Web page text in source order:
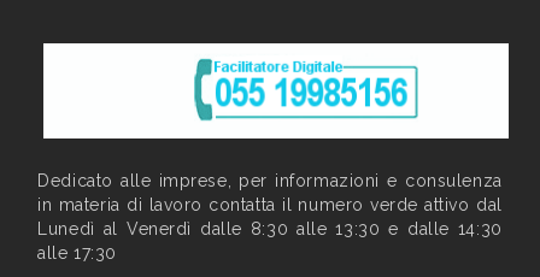
Dedicato alle imprese, per informazioni e consulenza
in materia di lavoro contatta il numero verde attivo dal
Lunedì al Venerdì dalle 8:30 alle 13:30 e dalle 14:30
alle 17:30